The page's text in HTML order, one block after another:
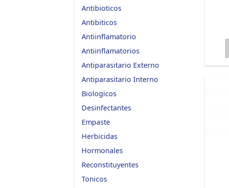
Antibioticos
Antibiticos
Antiinflamatorio
Antiinflamatorios
Antiparasitario Externo
Antiparasitario Interno
Biologicos
Desinfectantes
Empaste
Herbicidas
Hormonales
Reconstituyentes
Tonicos